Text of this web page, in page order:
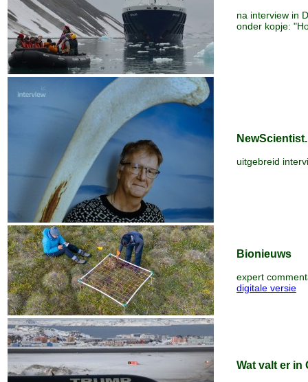
na interview in
onder kopje:
uitgebreid
Bionieuws
expert
digitale versie
Wat valt er in